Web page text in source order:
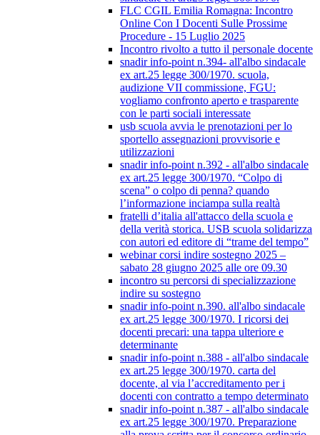
FLC CGIL Emilia Romagna: Incontro
Online Con I Docenti Sulle Prossime
Procedure - 15 Luglio 2025
Incontro rivolto a tutto il personale docente
snadir info-point n.394- all'albo sindacale
ex art.25 legge 300/1970. scuola,
audizione VII commissione, FGU:
vogliamo confronto aperto e trasparente
con le parti sociali interessate
usb scuola avvia le prenotazioni per lo
sportello assegnazioni provvisorie e
utilizzazioni
snadir info-point n.392 - all'albo sindacale
ex art.25 legge 300/1970. “Colpo di
scena” o colpo di penna? quando
l’informazione inciampa sulla realtà
fratelli d’italia all'attacco della scuola e
della verità storica. USB scuola solidarizza
con autori ed editore di “trame del tempo”
webinar corsi indire sostegno 2025 –
sabato 28 giugno 2025 alle ore 09.30
incontro su percorsi di specializzazione
indire su sostegno
snadir info-point n.390. all'albo sindacale
ex art.25 legge 300/1970. I ricorsi dei
docenti precari: una tappa ulteriore e
determinante
snadir info-point n.388 - all'albo sindacale
ex art.25 legge 300/1970. carta del
docente, al via l’accreditamento per i
docenti con contratto a tempo determinato
snadir info-point n.387 - all'albo sindacale
ex art.25 legge 300/1970. Preparazione